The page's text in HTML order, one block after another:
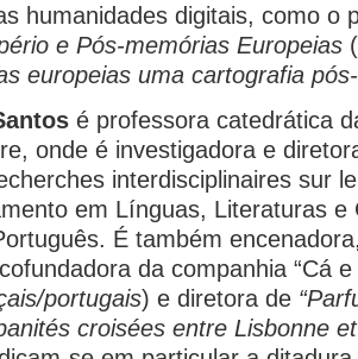
humanidades digitais, como o
e Pós-memórias Europeias
europeias uma cartografia
é professora catedrática
onde é investigadora e
interdisciplinaires sur
em Línguas, Literaturas e
É também
da companhia “Cá e
portugais) e diretora de
croisées entre Lisbonne